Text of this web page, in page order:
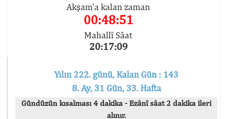
Akşam'a kalan zaman
00:48:51
Mahallî Sâat
20:17:09
Yılın 222. günü, Kalan Gün : 143
8. Ay, 31 Gün, 33. Hafta
Gündüzün kısalması 4 dakika - Ezânî sâat 2 dakika ileri
alınır.